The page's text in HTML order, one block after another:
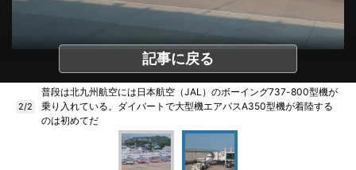
記事に戻る
2/2
普段は北九州航空には日本航空（JAL）のボーイング737-800型機が
乗り入れている。ダイバートで大型機エアバスA350型機が着陸する
のは初めてだ